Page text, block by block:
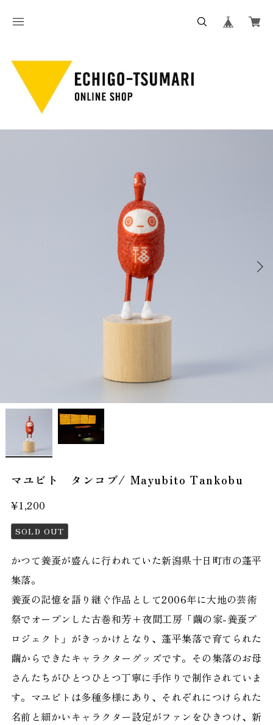
マユビト タンコブ/ Mayubito Tankobu
¥1,200
SOLD OUT
かつて養蚕が盛んに行われていた新潟県十日町市の蓬平
集落。
養蚕の記憶を語り継ぐ作品として2006年に大地の芸術
祭でオープンした古巻和芳+夜間工房「繭の家-養蚕プ
ロジェクト」がきっかけとなり、蓬平集落で育てられた
繭からできたキャラクターグッズです。その集落のお母
さんたちがひとつひとつ丁寧に手作りで制作されていま
す。マユビトは多種多様にあり、それぞれにつけられた
名前と細かいキャラクター設定がファンをひきつけ、新